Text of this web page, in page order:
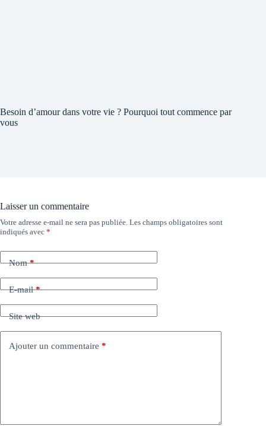
Besoin d’amour dans votre vie ? Pourquoi tout commence par
vous
Laisser un commentaire
Votre adresse e-mail ne sera pas publiée. Les champs obligatoires sont
indiqués avec *
Nom*
E-mail*
Site web
Ajouter un commentaire *